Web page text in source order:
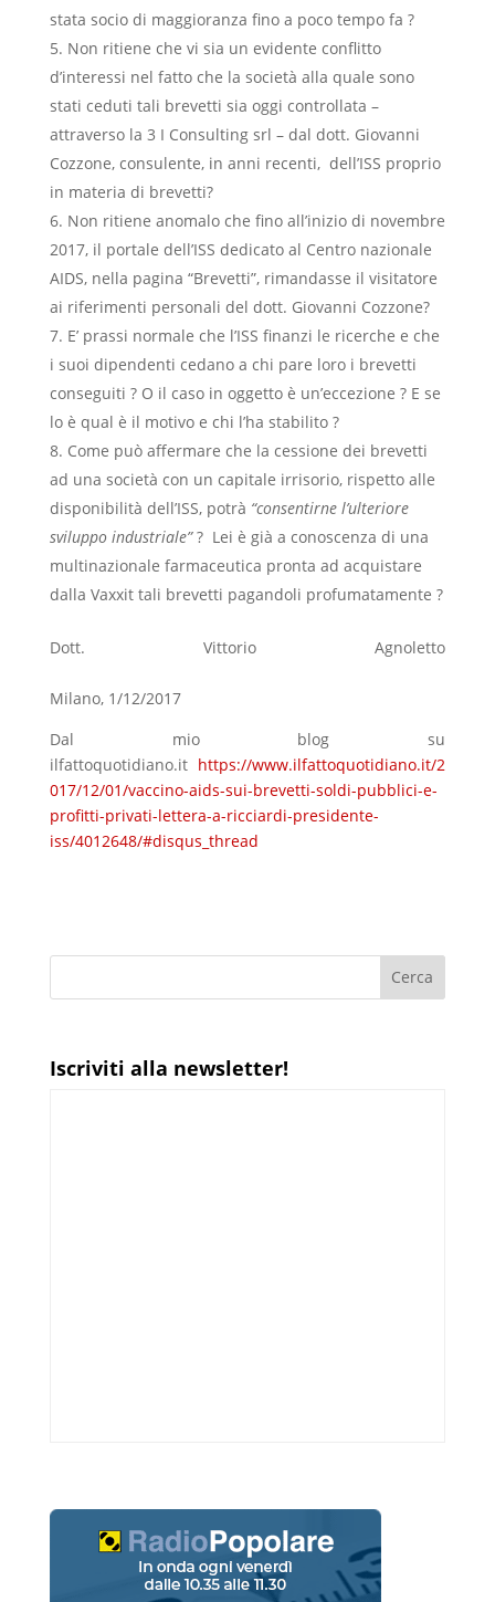
stata socio di maggioranza fino a poco tempo fa ?
Non ritiene che vi sia un evidente conflitto
d’interessi nel fatto che la società alla quale sono
stati ceduti tali brevetti sia oggi controllata –
attraverso la 3 I Consulting srl – dal dott. Giovanni
Cozzone, consulente, in anni recenti, dell’ISS proprio
in materia di brevetti?
Non ritiene anomalo che fino all’inizio di novembre
2017, il portale dell’ISS dedicato al Centro nazionale
AIDS, nella pagina “Brevetti”, rimandasse il visitatore
ai riferimenti personali del dott. Giovanni Cozzone?
E’ prassi normale che l’ISS finanzi le ricerche e che
i suoi dipendenti cedano a chi pare loro i brevetti
conseguiti ? O il caso in oggetto è un’eccezione ? E se
lo è qual è il motivo e chi l’ha stabilito ?
Come può affermare che la cessione dei brevetti
ad una società con un capitale irrisorio, rispetto alle
disponibilità dell’ISS, potrà “consentirne l’ulteriore
sviluppo industriale”? Lei è già a conoscenza di una
multinazionale farmaceutica pronta ad acquistare
dalla Vaxxit tali brevetti pagandoli profumatamente ?
Dott. Vittorio Agnoletto
Milano, 1/12/2017
Dal mio blog su
ilfattoquotidiano.it https://www.ilfattoquotidiano.it/2
017/12/01/vaccino-aids-sui-brevetti-soldi-pubblici-e-
profitti-privati-lettera-a-ricciardi-presidente-
iss/4012648/#disqus_thread
Iscriviti alla newsletter!